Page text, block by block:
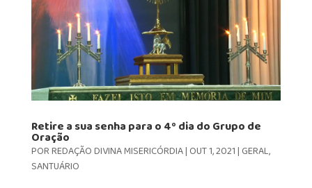
Retire a sua senha para o 4º dia do Grupo de
Oração
PORREDAÇÃO DIVINA MISERICÓRDIA| OUT 1, 2021| GERAL,
SANTUÁRIO